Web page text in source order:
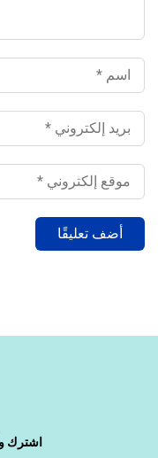
اشترك واحصل
التدريب
الوظائف
تصميم موقع/متجر/